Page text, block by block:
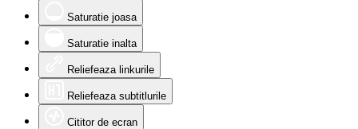
Saturatie joasa
Saturatie inalta
Reliefeaza linkurile
Reliefeaza subtitlurile
Cititor de ecran